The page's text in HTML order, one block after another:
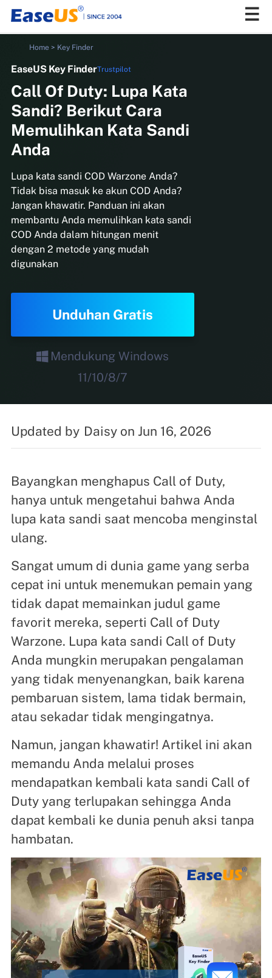
EaseUS
Home > Key Finder
EaseUS Key FinderTrustpilot
Call Of Duty: Lupa Kata
Sandi? Berikut Cara
Memulihkan Kata Sandi
Anda
Lupa kata sandi COD Warzone Anda?
Tidak bisa masuk ke akun COD Anda?
Jangan khawatir. Panduan ini akan
membantu Anda memulihkan kata sandi
COD Anda dalam hitungan menit
dengan 2 metode yang mudah
digunakan
Unduhan Gratis
Mendukung Windows
11/10/8/7
Updated by Daisyon Jun 16, 2026
Bayangkan menghapus Call of Duty,
hanya untuk mengetahui bahwa Anda
lupa kata sandi saat mencoba menginstal
ulang.
Sangat umum di dunia game yang serba
cepat ini untuk menemukan pemain yang
tidak dapat memainkan judul game
favorit mereka, seperti Call of Duty
Warzone. Lupa kata sandi Call of Duty
Anda mungkin merupakan pengalaman
yang tidak menyenangkan, baik karena
pembaruan sistem, lama tidak bermain,
atau sekadar tidak mengingatnya.
Namun, jangan khawatir! Artikel ini akan
memandu Anda melalui proses
mendapatkan kembali kata sandi Call of
Duty yang terlupakan sehingga Anda
dapat kembali ke dunia penuh aksi tanpa
hambatan.